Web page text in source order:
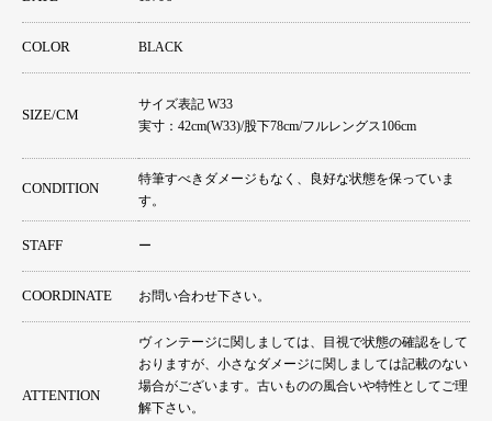
COLOR BLACK
SIZE/CM
サイズ表記 W33
実寸：42cm(W33)/股下78cm/フルレングス106cm
CONDITION
特筆すべきダメージもなく、良好な状態を保っていま
す。
STAFF ー
COORDINATE お問い合わせ下さい。
ATTENTION
ヴィンテージに関しましては、目視で状態の確認をして
おりますが、小さなダメージに関しましては記載のない
場合がございます。古いものの風合いや特性としてご理
解下さい。